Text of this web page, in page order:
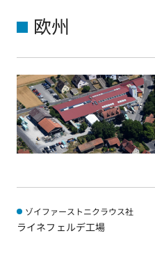
欧州
ゾイファーストニクラウス社
ライネフェルデ工場